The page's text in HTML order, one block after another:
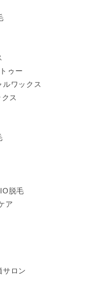
ゥー
ワックス
ス
脱毛
ア
ロン